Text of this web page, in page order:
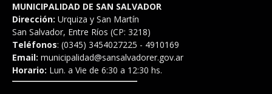
MUNICIPALIDAD DE SAN SALVADOR
Dirección: Urquiza y San Martín
San Salvador, Entre Ríos (CP: 3218)
Teléfonos: (0345) 3454027225 - 4910169
Email: municipalidad@sansalvadorer.gov.ar
Horario: Lun. a Vie de 6:30 a 12:30 hs.